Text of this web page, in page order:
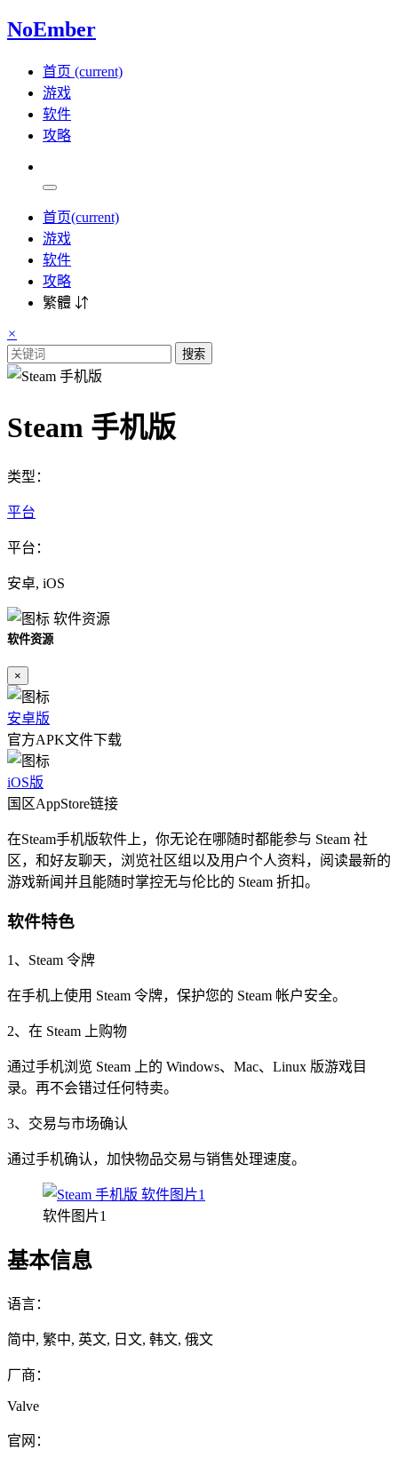
NoEmber
首页 (current)
游戏
软件
攻略
首页(current)
游戏
软件
攻略
繁體 ⇵
×
搜索
Steam 手机版
类型：
平台
平台：
安卓, iOS
软件资源
软件资源
×
安卓版
官方APK文件下载
iOS版
国区AppStore链接
在Steam手机版软件上，你无论在哪随时都能参与 Steam 社
区，和好友聊天，浏览社区组以及用户个人资料，阅读最新的
游戏新闻并且能随时掌控无与伦比的 Steam 折扣。
软件特色
1、Steam 令牌
在手机上使用 Steam 令牌，保护您的 Steam 帐户安全。
2、在 Steam 上购物
通过手机浏览 Steam 上的 Windows、Mac、Linux 版游戏目
录。再不会错过任何特卖。
3、交易与市场确认
通过手机确认，加快物品交易与销售处理速度。
软件图片1
基本信息
语言：
简中, 繁中, 英文, 日文, 韩文, 俄文
厂商：
Valve
官网：